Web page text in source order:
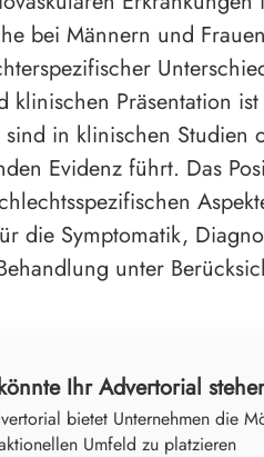
bei Männern und
klinischen Präsentation
in klinischen Studien
Evidenz führt. Das
die Symptomatik,
unter
Ihr Advertorial
bietet Unternehmen die
Umfeld zu platzieren